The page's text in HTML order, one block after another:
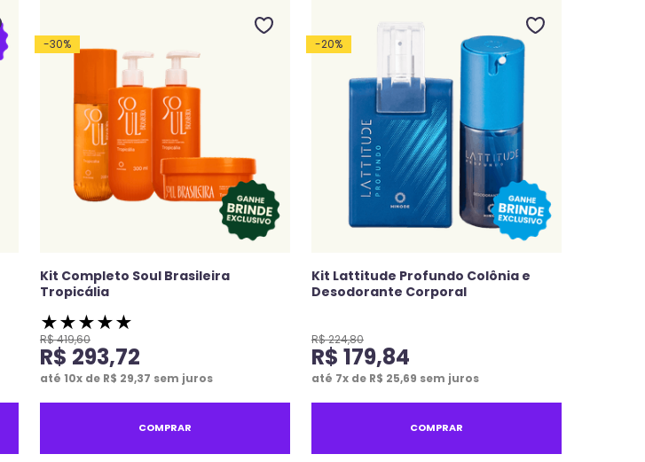
-30%
Kit Completo Soul Brasileira
Tropicália
★★★★★
R$419,60
R$ 293,72
até 10x de R$ 29,37 sem juros
COMPRAR
-20%
Kit Lattitude Profundo Colônia e
Desodorante Corporal
R$224,80
R$ 179,84
até 7x de R$ 25,69 sem juros
COMPRAR